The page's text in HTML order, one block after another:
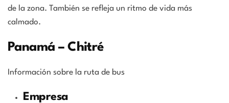
de la zona. También se refleja un ritmo de vida más
calmado.
Panamá – Chitré
Información sobre la ruta de bus
Empresa